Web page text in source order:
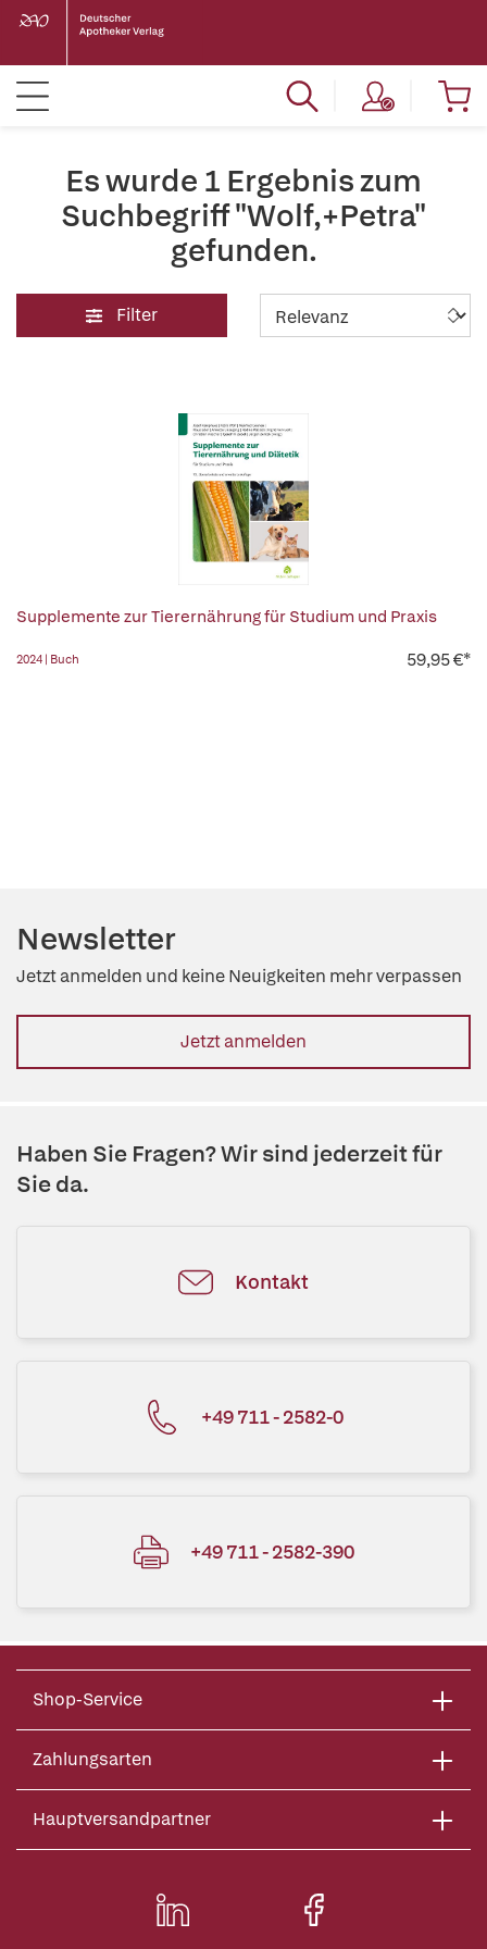
Es wurde 1 Ergebnis zum
Suchbegriff "Wolf,+Petra"
gefunden.
Filter
Supplemente zur Tierernährung für Studium und Praxis
2024 | Buch 59,95 €*
Newsletter
Jetzt anmelden und keine Neuigkeiten mehr verpassen
Jetzt anmelden
Haben Sie Fragen? Wir sind jederzeit für
Sie da.
Kontakt
+49 711 - 2582-0
+49 711 - 2582-390
Shop-Service
Zahlungsarten
Hauptversandpartner